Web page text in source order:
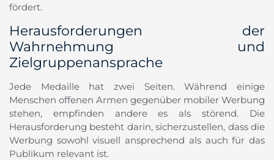
fördert.
Herausforderungen der
Wahrnehmung und
Zielgruppenansprache
Jede Medaille hat zwei Seiten. Während einige
Menschen offenen Armen gegenüber mobiler Werbung
stehen, empfinden andere es als störend. Die
Herausforderung besteht darin, sicherzustellen, dass die
Werbung sowohl visuell ansprechend als auch für das
Publikum relevant ist.